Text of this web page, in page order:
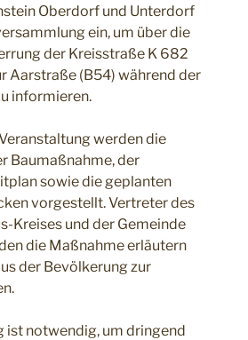
Oberdorf und Unterdorf
ein, um über die
der Kreisstraße K 682
Aarstraße (B54) während der
informieren.
werden die
Baumaßnahme, der
sowie die geplanten
vorgestellt. Vertreter des
Kreises und der Gemeinde
die Maßnahme erläutern
der Bevölkerung zur
ist notwendig, um dringend